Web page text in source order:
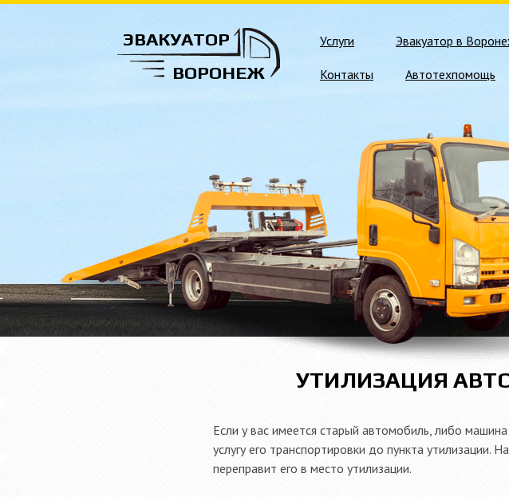
ЭВАКУАТОР
ВОРОНЕЖ
Услуги Эвакуатор в
Контакты Автотехпомощь
УТИЛИЗАЦИЯ
Если у вас имеется старый автомобиль, либо
услугу его транспортировки до пункта
переправит его в место утилизации.